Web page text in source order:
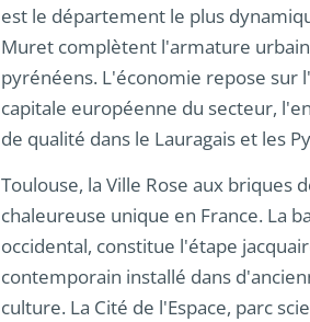
est le département le plus
Muret complètent l'armature
pyrénéens. L'économie repose sur
capitale européenne du secteur,
de qualité dans le Lauragais et les
Toulouse, la Ville Rose aux
chaleureuse unique en France. La
occidental, constitue l'étape
contemporain installé dans
culture. La Cité de l'Espace, parc